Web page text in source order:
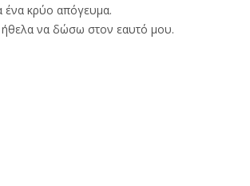
ένα κρύο απόγευμα.
ήθελα να δώσω στον εαυτό μου.